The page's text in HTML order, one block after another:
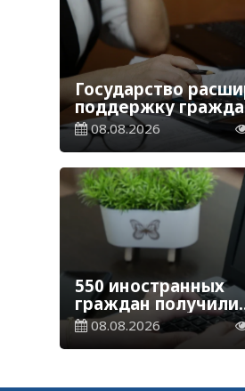
Государство
поддержку
переезжающих в
регионы для
08.08.2026
550 иностранных
граждан получили
образовательные
гранты для
Казахстане
08.08.2026